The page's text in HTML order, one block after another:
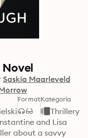
Novel
Saskia Maarleveld
FormatKategoria
Thrillery
and Lisa
about a savvy